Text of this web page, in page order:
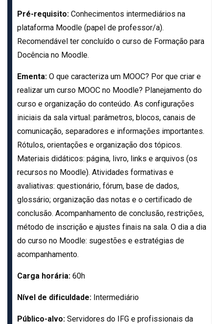
Pré-requisito: Conhecimentos intermediários na
plataforma Moodle (papel de professor/a).
Recomendável ter concluído o curso de Formação para
Docência no Moodle.
Ementa: O que caracteriza um MOOC? Por que criar e
realizar um curso MOOC no Moodle? Planejamento do
curso e organização do conteúdo. As configurações
iniciais da sala virtual: parâmetros, blocos, canais de
comunicação, separadores e informações importantes.
Rótulos, orientações e organização dos tópicos.
Materiais didáticos: página, livro, links e arquivos (os
recursos no Moodle). Atividades formativas e
avaliativas: questionário, fórum, base de dados,
glossário; organização das notas e o certificado de
conclusão. Acompanhamento de conclusão, restrições,
método de inscrição e ajustes finais na sala. O dia a dia
do curso no Moodle: sugestões e estratégias de
acompanhamento.
Carga horária: 60h
Nível de dificuldade: Intermediário
Público-alvo: Servidores do IFG e profissionais da